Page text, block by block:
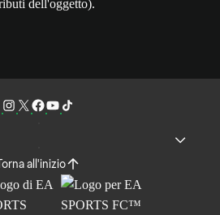
dell'oggetto).
all'inizio